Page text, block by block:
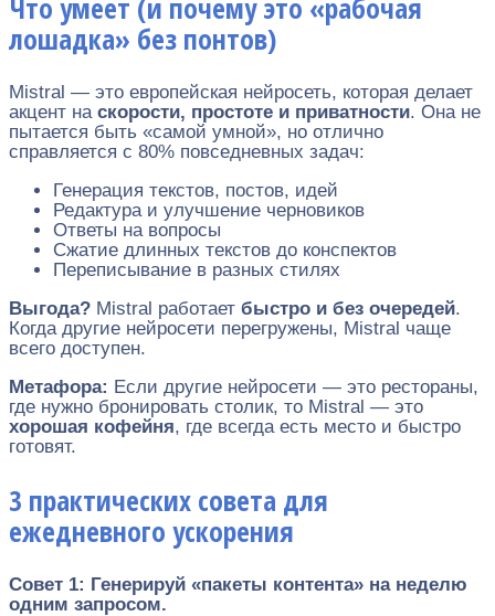
Что умеет (и почему это «рабочая
лошадка» без понтов)
Mistral — это европейская нейросеть, которая делает
акцент на скорости, простоте и приватности. Она не
пытается быть «самой умной», но отлично
справляется с 80% повседневных задач:
Генерация текстов, постов, идей
Редактура и улучшение черновиков
Ответы на вопросы
Сжатие длинных текстов до конспектов
Переписывание в разных стилях
Выгода? Mistral работает быстро и без очередей.
Когда другие нейросети перегружены, Mistral чаще
всего доступен.
Метафора: Если другие нейросети — это рестораны,
где нужно бронировать столик, то Mistral — это
хорошая кофейня, где всегда есть место и быстро
готовят.
3 практических совета для
ежедневного ускорения
Совет 1: Генерируй «пакеты контента» на неделю
одним запросом.